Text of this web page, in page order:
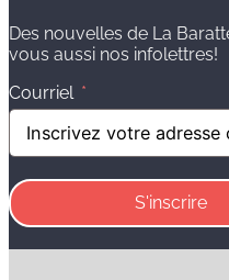
Des nouvelles de La
vous aussi nos infolettres!
Courriel
S'inscrire